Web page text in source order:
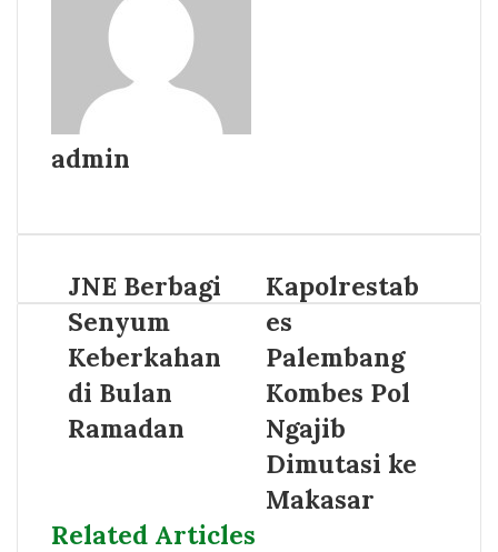
admin
JNE Berbagi
Senyum
Keberkahan
di Bulan
Ramadan
Kapolrestab
es
Palembang
Kombes Pol
Ngajib
Dimutasi ke
Makasar
Related Articles